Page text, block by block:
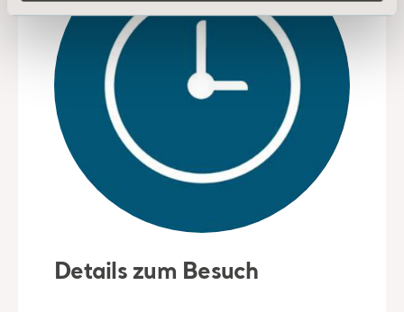
Details zum Besuch